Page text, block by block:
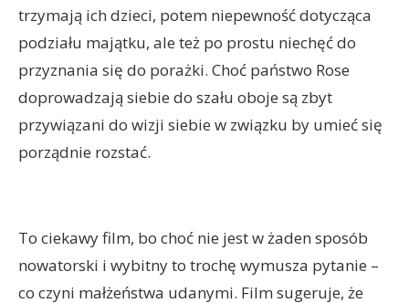
trzymają ich dzieci, potem niepewność dotycząca
podziału majątku, ale też po prostu niechęć do
przyznania się do porażki. Choć państwo Rose
doprowadzają siebie do szału oboje są zbyt
przywiązani do wizji siebie w związku by umieć się
porządnie rozstać.
To ciekawy film, bo choć nie jest w żaden sposób
nowatorski i wybitny to trochę wymusza pytanie –
co czyni małżeństwa udanymi. Film sugeruje, że